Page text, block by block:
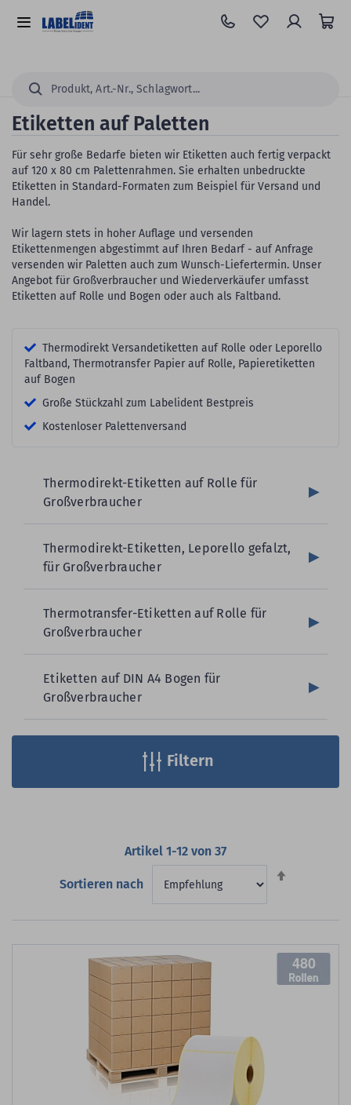
Hauptinhalt
springen
Alle
Suchen...
Etiketten auf Paletten
Für sehr große Bedarfe bieten wir Etiketten auch fertig verpackt
auf 120 x 80 cm Palettenrahmen. Sie erhalten unbedruckte
Etiketten in Standard-Formaten zum Beispiel für Versand und
Handel.
Wir lagern stets in hoher Auflage und versenden
Etikettenmengen abgestimmt auf Ihren Bedarf - auf Anfrage
versenden wir Paletten auch zum Wunsch-Liefertermin. Unser
Angebot für Großverbraucher und Wiederverkäufer umfasst
Etiketten auf Rolle und Bogen oder auch als Faltband.
Thermodirekt Versandetiketten auf Rolle oder Leporello
Faltband, Thermotransfer Papier auf Rolle, Papieretiketten
auf Bogen
Große Stückzahl zum Labelident Bestpreis
Kostenloser Palettenversand
Thermodirekt-Etiketten auf Rolle für
Großverbraucher
Thermodirekt-Etiketten, Leporello gefalzt,
für Großverbraucher
Thermotransfer-Etiketten auf Rolle für
Großverbraucher
Etiketten auf DIN A4 Bogen für
Großverbraucher
Artikel 1-12 von 37
Sortieren nach
480
Filtern